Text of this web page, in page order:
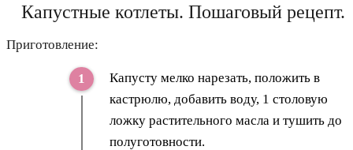
Капустные котлеты. Пошаговый рецепт.
Приготовление:
Капусту мелко нарезать, положить в
кастрюлю, добавить воду, 1 столовую
ложку растительного масла и тушить до
полуготовности.